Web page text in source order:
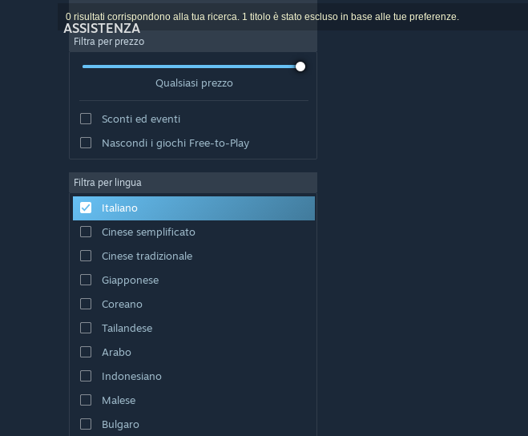
ASSISTENZA
0 risultati corrispondono alla tua ricerca. 1 titolo è stato escluso in base alle tue preferenze.
Filtra per prezzo
Qualsiasi prezzo
Sconti ed eventi
Nascondi i giochi Free-to-Play
Filtra per lingua
Italiano
Cinese semplificato
Cinese tradizionale
Giapponese
Coreano
Tailandese
Arabo
Indonesiano
Malese
Bulgaro